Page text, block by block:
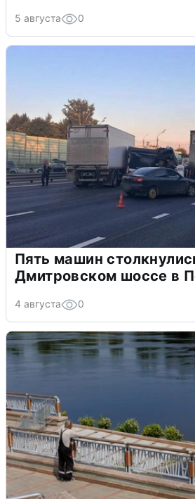
5 августа 0
Пять машин
Дмитровском шоссе в
4 августа 0